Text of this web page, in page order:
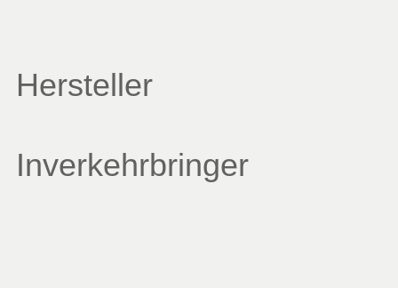
Hersteller
Inverkehrbringer